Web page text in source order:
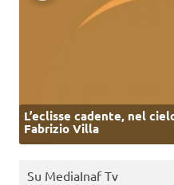
L’eclisse cadente, nel
Fabrizio Villa
Su MediaInaf Tv